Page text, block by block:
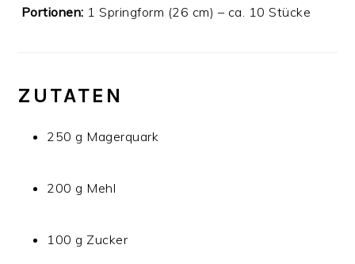
Portionen: 1 Springform (26 cm) – ca. 10 Stücke
ZUTATEN
250 g Magerquark
200 g Mehl
100 g Zucker